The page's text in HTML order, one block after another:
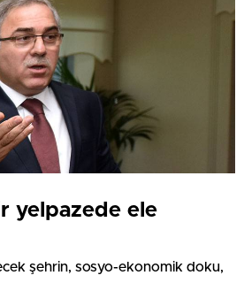
yelpazede ele
şehrin, sosyo-ekonomik doku,